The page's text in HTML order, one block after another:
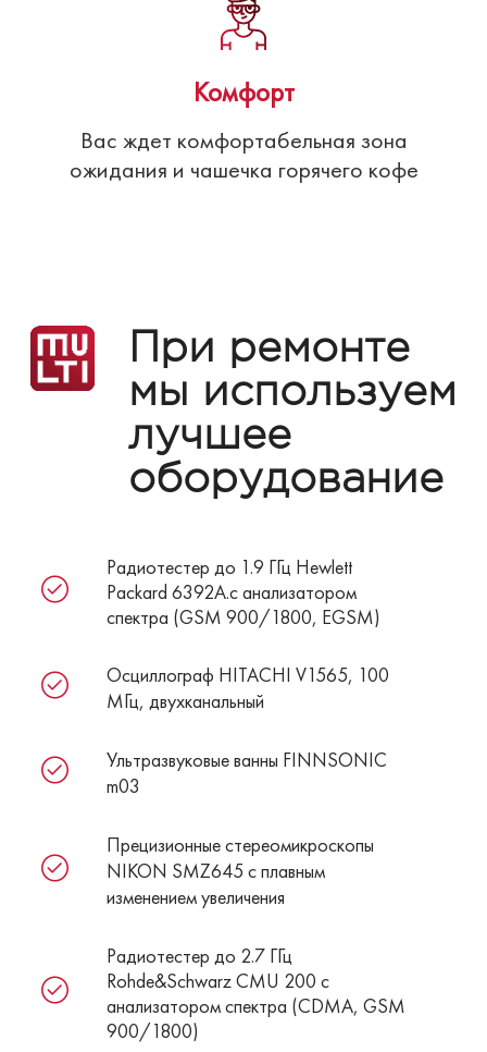
Комфорт
Вас ждет комфортабельная зона
ожидания и чашечка горячего кофе
При ремонте
мы используем
лучшее
оборудование
Радиотестер до 1.9 ГГц Hewlett
Packard 6392A.с анализатором
спектра (GSM 900/1800, EGSM)
Осциллограф HITACHI V1565, 100
МГц, двухканальный
Ультразвуковые ванны FINNSONIC
m03
Прецизионные стереомикроскопы
NIKON SMZ645 c плавным
изменением увеличения
Радиотестер до 2.7 ГГц
Rohde&Schwarz CMU 200 с
анализатором спектра (CDMA, GSM
900/1800)